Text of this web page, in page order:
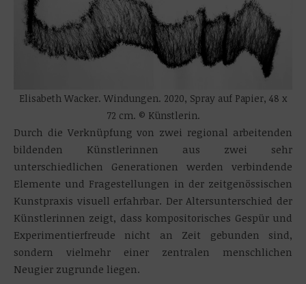
Elisabeth Wacker. Windungen. 2020, Spray auf Papier, 48 x
72 cm. © Künstlerin.
Durch die Verknüpfung von zwei regional arbeitenden
bildenden Künstlerinnen aus zwei sehr
unterschiedlichen Generationen werden verbindende
Elemente und Fragestellungen in der zeitgenössischen
Kunstpraxis visuell erfahrbar. Der Altersunterschied der
Künstlerinnen zeigt, dass kompositorisches Gespür und
Experimentierfreude nicht an Zeit gebunden sind,
sondern vielmehr einer zentralen menschlichen
Neugier zugrunde liegen.